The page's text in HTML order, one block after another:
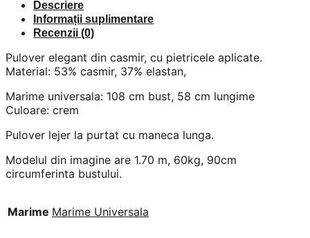
Descriere
Informații suplimentare
Recenzii (0)
Pulover elegant din casmir, cu pietricele aplicate.
Material: 53% casmir, 37% elastan,
Marime universala: 108 cm bust, 58 cm lungime
Culoare: crem
Pulover lejer la purtat cu maneca lunga.
Modelul din imagine are 1.70 m, 60kg, 90cm
circumferinta bustului.
Marime Marime Universala